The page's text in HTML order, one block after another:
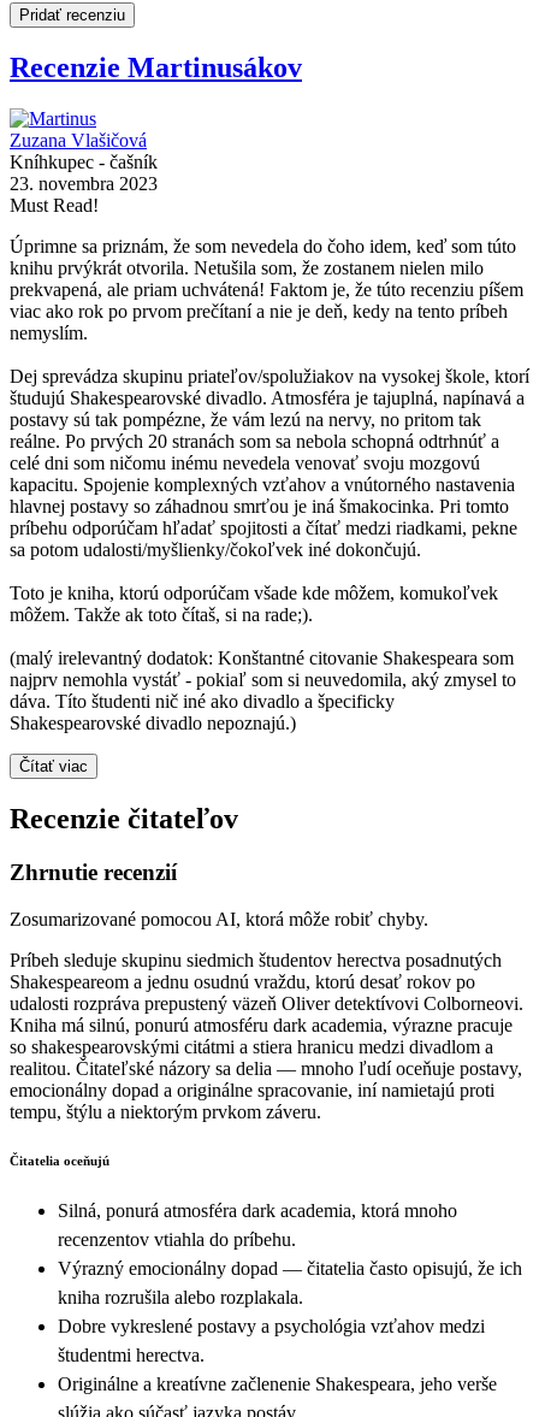
Pridať recenziu
Recenzie Martinusákov
Zuzana Vlašičová
Kníhkupec - čašník
23. novembra 2023
Must Read!
Úprimne sa priznám, že som nevedela do čoho idem, keď som túto
knihu prvýkrát otvorila. Netušila som, že zostanem nielen milo
prekvapená, ale priam uchvátená! Faktom je, že túto recenziu píšem
viac ako rok po prvom prečítaní a nie je deň, kedy na tento príbeh
nemyslím.
Dej sprevádza skupinu priateľov/spolužiakov na vysokej škole, ktorí
študujú Shakespearovské divadlo. Atmosféra je tajuplná, napínavá a
postavy sú tak pompézne, že vám lezú na nervy, no pritom tak
reálne. Po prvých 20 stranách som sa nebola schopná odtrhnúť a
celé dni som ničomu inému nevedela venovať svoju mozgovú
kapacitu. Spojenie komplexných vzťahov a vnútorného nastavenia
hlavnej postavy so záhadnou smrťou je iná šmakocinka. Pri tomto
príbehu odporúčam hľadať spojitosti a čítať medzi riadkami, pekne
sa potom udalosti/myšlienky/čokoľvek iné dokončujú.
Toto je kniha, ktorú odporúčam všade kde môžem, komukoľvek
môžem. Takže ak toto čítaš, si na rade;).
(malý irelevantný dodatok: Konštantné citovanie Shakespeara som
najprv nemohla vystáť - pokiaľ som si neuvedomila, aký zmysel to
dáva. Títo študenti nič iné ako divadlo a špecificky
Shakespearovské divadlo nepoznajú.)
Čítať viac
Recenzie čitateľov
Zhrnutie recenzií
Zosumarizované pomocou AI, ktorá môže robiť chyby.
Príbeh sleduje skupinu siedmich študentov herectva posadnutých
Shakespeareom a jednu osudnú vraždu, ktorú desať rokov po
udalosti rozpráva prepustený väzeň Oliver detektívovi Colborneovi.
Kniha má silnú, ponurú atmosféru dark academia, výrazne pracuje
so shakespearovskými citátmi a stiera hranicu medzi divadlom a
realitou. Čitateľské názory sa delia — mnoho ľudí oceňuje postavy,
emocionálny dopad a originálne spracovanie, iní namietajú proti
tempu, štýlu a niektorým prvkom záveru.
Čitatelia oceňujú
Silná, ponurá atmosféra dark academia, ktorá mnoho
recenzentov vtiahla do príbehu.
Výrazný emocionálny dopad — čitatelia často opisujú, že ich
kniha rozrušila alebo rozplakala.
Dobre vykreslené postavy a psychológia vzťahov medzi
študentmi herectva.
Originálne a kreatívne začlenenie Shakespeara, jeho verše